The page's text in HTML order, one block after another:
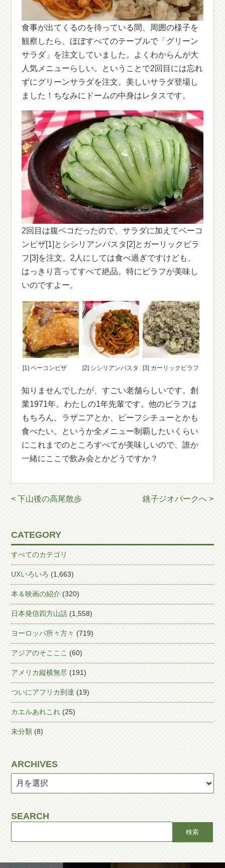
食事が出てくるのを待っている間、周囲の様子を
観察したら、ほぼすべてのテーブルで「グリーン
サラダ」を注文していました。よくわからんが大
人気メニューらしい。ということで2回目には忘れ
ずにグリーンサラダを注文。美しいサラダ登場し
ました！ちなみにドームの中身はレタスです。
2回目は腹ペコだったので、サラダに加えてベーコ
ンピザ[1]とシシリアンパスタ[2]とガーリックピラ
フ[3]を注文。2人にしては食べ過ぎですけども、
はっきり言ってすべて絶品。特にピラフが美味し
いのですよー。
[1] ペーコンピザ [2] シシリアンパスタ [3] ガーリックピラフ
知りませんでしたが、すごい老舗らしいです。創
業1971年。わたしの1年先輩です。他のピラフは
もちろん、ラザニアとか、ビーフシチューとかも
食べたい。というか全メニュー制覇したいくらい
にこれまでのところすべてが美味しいので、誰か
一緒にここで飲み会とかどうですか？
< 下山後の高尾散歩 銚子ジオパークへ >
CATEGORY
すべてのカテゴリ
UXいろいろ (1,663)
本＆映画の紹介 (320)
日本発信四方山話 (1,558)
ヨーロッパ所々方々 (719)
アジアのそこここ (60)
アメリカ縦横無尽 (191)
ついにアフリカ到達 (19)
カエルあれこれ (25)
未分類 (8)
ARCHIVES
SEARCH